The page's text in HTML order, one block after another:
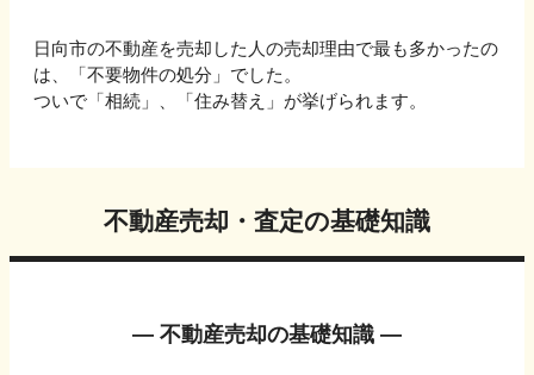
日向市の不動産を売却した人の売却理由で最も多かったの
は、「不要物件の処分 」でした。
ついで 「相続」、「住み替え」 が挙げられます。
不動産売却・査定の基礎知識
― 不動産売却の基礎知識 ―